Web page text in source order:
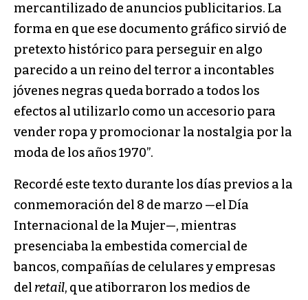
mercantilizado de anuncios publicitarios. La
forma en que ese documento gráfico sirvió de
pretexto histórico para perseguir en algo
parecido a un reino del terror a incontables
jóvenes negras queda borrado a todos los
efectos al utilizarlo como un accesorio para
vender ropa y promocionar la nostalgia por la
moda de los años 1970”.
Recordé este texto durante los días previos a la
conmemoración del 8 de marzo —el Día
Internacional de la Mujer—, mientras
presenciaba la embestida comercial de
bancos, compañías de celulares y empresas
del retail, que atiborraron los medios de